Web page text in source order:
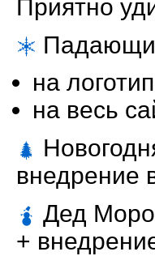
Приятно
на
на весь
внедрение
Дед
+